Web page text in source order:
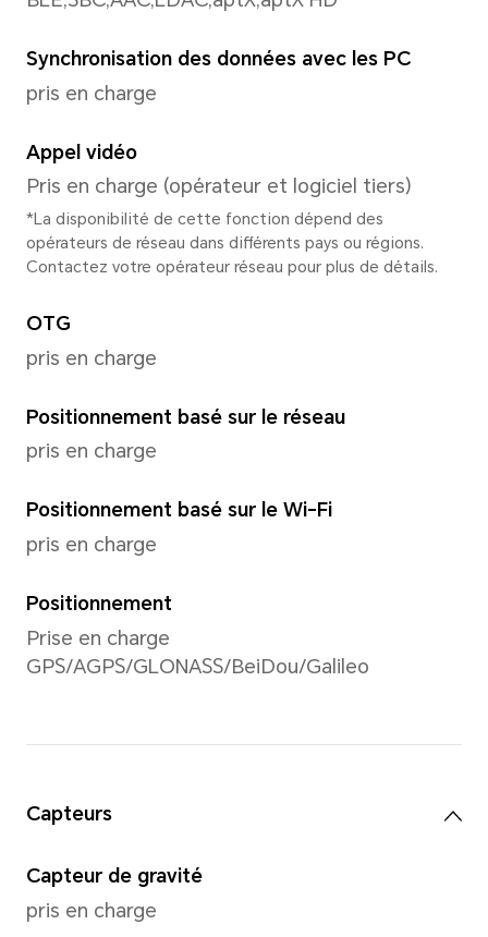
modes photo et vidéo. Veuillez
Résolution d'image
Prise en charge de
Remarque : La résolution d'image
fonction du mode de prise de vue.
Résolution vidéo
Prise en charge de
fonction du mode
1080P (1920x1080)
*La résolution d'image réelle peut
mode d'enregistrement vidéo.